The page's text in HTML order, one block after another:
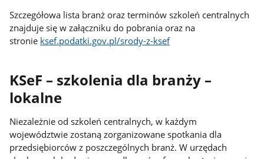
Szczegółowa lista branż oraz terminów szkoleń centralnych
znajduje się w załączniku do pobrania oraz na
stronie ksef.podatki.gov.pl/srody-z-ksef
KSeF – szkolenia dla branży –
lokalne
Niezależnie od szkoleń centralnych, w każdym
województwie zostaną zorganizowane spotkania dla
przedsiębiorców z poszczególnych branż. W urzędach